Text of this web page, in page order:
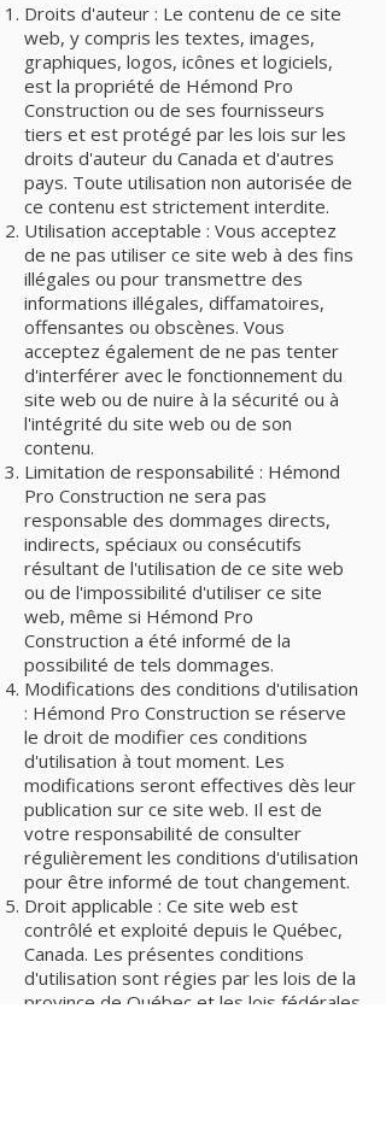
Droits d'auteur : Le contenu de ce site
web, y compris les textes, images,
graphiques, logos, icônes et logiciels,
est la propriété de Hémond Pro
Construction ou de ses fournisseurs
tiers et est protégé par les lois sur les
droits d'auteur du Canada et d'autres
pays. Toute utilisation non autorisée de
ce contenu est strictement interdite.
Utilisation acceptable : Vous acceptez
de ne pas utiliser ce site web à des fins
illégales ou pour transmettre des
informations illégales, diffamatoires,
offensantes ou obscènes. Vous
acceptez également de ne pas tenter
d'interférer avec le fonctionnement du
site web ou de nuire à la sécurité ou à
l'intégrité du site web ou de son
contenu.
Limitation de responsabilité : Hémond
Pro Construction ne sera pas
responsable des dommages directs,
indirects, spéciaux ou consécutifs
résultant de l'utilisation de ce site web
ou de l'impossibilité d'utiliser ce site
web, même si Hémond Pro
Construction a été informé de la
possibilité de tels dommages.
Modifications des conditions d'utilisation
: Hémond Pro Construction se réserve
le droit de modifier ces conditions
d'utilisation à tout moment. Les
modifications seront effectives dès leur
publication sur ce site web. Il est de
votre responsabilité de consulter
régulièrement les conditions d'utilisation
pour être informé de tout changement.
Droit applicable : Ce site web est
contrôlé et exploité depuis le Québec,
Canada. Les présentes conditions
d'utilisation sont régies par les lois de la
province de Québec et les lois fédérales